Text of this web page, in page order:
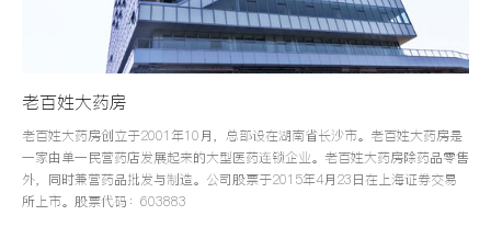
老百姓大药房
老百姓大药房创立于2001年10月，总部设在湖南省长沙市。老百姓大药房是
一家由单一民营药店发展起来的大型医药连锁企业。老百姓大药房除药品零售
外，同时兼营药品批发与制造。公司股票于2015年4月23日在上海证券交易
所上市。股票代码：603883